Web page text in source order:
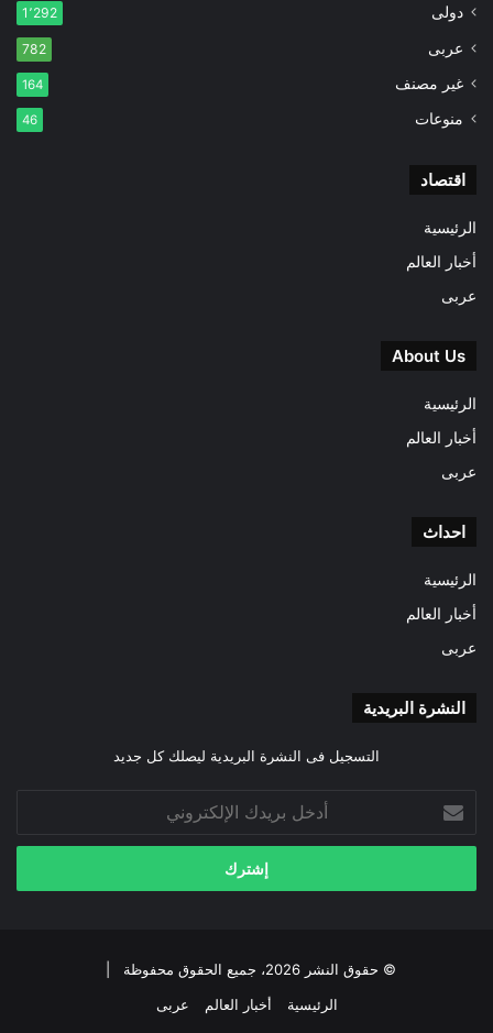
دولى 1٬292
عربى 782
غير مصنف 164
منوعات 46
اقتصاد
الرئيسية
أخبار العالم
عربى
About Us
الرئيسية
أخبار العالم
عربى
احداث
الرئيسية
أخبار العالم
عربى
النشرة البريدية
التسجيل فى النشرة البريدية ليصلك كل جديد
بريدك
الإلكتروني
© حقوق النشر 2026، جميع الحقوق محفوظة |
الرئيسية
أخبار العالم عربى